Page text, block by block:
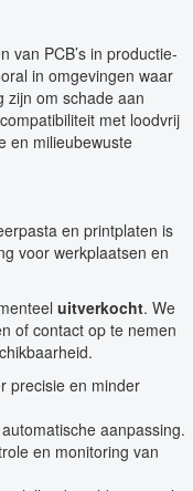
van PCB’s in productie-
in omgevingen waar
zijn om schade aan
met loodvrij
en milieubewuste
en printplaten is
voor werkplaatsen en
uitverkocht. We
of contact op te nemen
precisie en minder
aanpassing.
en monitoring van